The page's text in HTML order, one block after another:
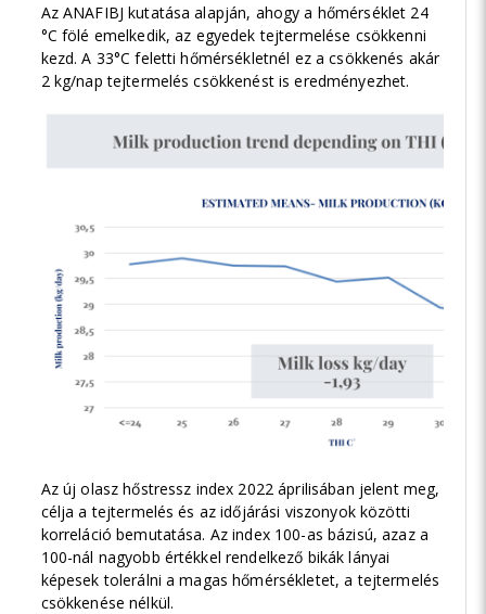
Az ANAFIBJ kutatása alapján, ahogy a hőmérséklet 24
°C fölé emelkedik, az egyedek tejtermelése csökkenni
kezd. A 33°C feletti hőmérsékletnél ez a csökkenés akár
2 kg/nap tejtermelés csökkenést is eredményezhet.
Az új olasz hőstressz index 2022 áprilisában jelent meg,
célja a tejtermelés és az időjárási viszonyok közötti
korreláció bemutatása. Az index 100-as bázisú, azaz a
100-nál nagyobb értékkel rendelkező bikák lányai
képesek tolerálni a magas hőmérsékletet, a tejtermelés
csökkenése nélkül.